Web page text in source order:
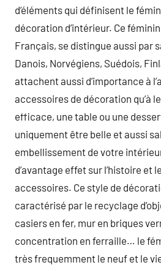
d’éléments qui définisent le
décoration d’intérieur. Ce
Français, se distingue aussi par
Danois, Norvégiens, Suédois,
attachent aussi d’importance à
accessoires de décoration qu’à
efficace, une table ou une
uniquement être belle et aussi
embellissement de votre
d’avantage effet sur l’histoire et
accessoires. Ce style de
caractérisé par le recyclage
casiers en fer, mur en briques
concentration en ferraille… le
très frequemment le neuf et le